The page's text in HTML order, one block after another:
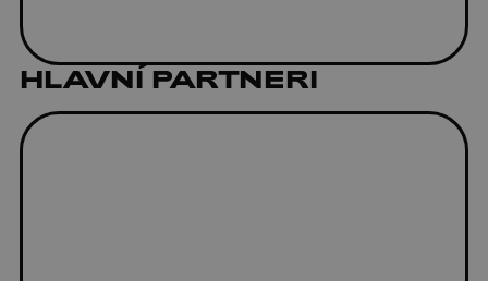
HLAVNÍ PARTNERI